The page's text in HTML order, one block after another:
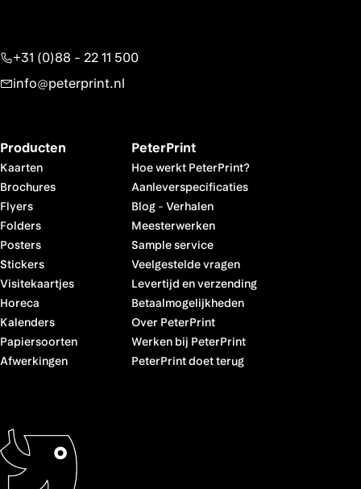
+31 (0)88 - 22 11 500
info@peterprint.nl
Producten
Kaarten
Brochures
Flyers
Folders
Posters
Stickers
Visitekaartjes
Horeca
Kalenders
Papiersoorten
Afwerkingen
PeterPrint
Hoe werkt PeterPrint?
Aanleverspecificaties
Blog- Verhalen
Meesterwerken
Sample service
Veelgestelde vragen
Levertijd en verzending
Betaalmogelijkheden
Over PeterPrint
Werken bij PeterPrint
PeterPrint doet terug